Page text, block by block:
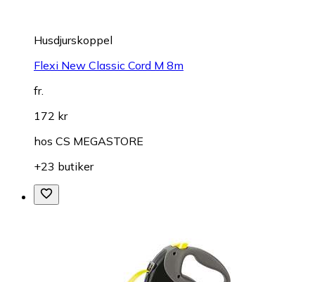
Husdjurskoppel
Flexi New Classic Cord M 8m
fr.
172 kr
hos CS MEGASTORE
+23 butiker